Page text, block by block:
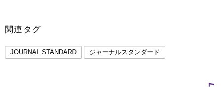
関連タグ
JOURNAL STANDARD ジャーナルスタンダード